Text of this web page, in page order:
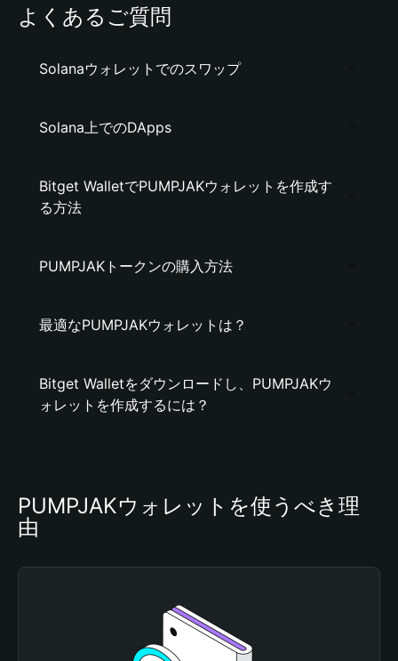
よくあるご質問
Solanaウォレットでのスワップ
Solana上でのDApps
Bitget WalletでPUMPJAKウォレットを作成す
る方法
PUMPJAKトークンの購入方法
最適なPUMPJAKウォレットは？
Bitget Walletをダウンロードし、PUMPJAKウ
ォレットを作成するには？
PUMPJAKウォレットを使うべき理
由